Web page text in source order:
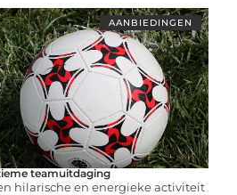
AANBIEDINGEN
teamuitdaging
hilarische en energieke activiteit